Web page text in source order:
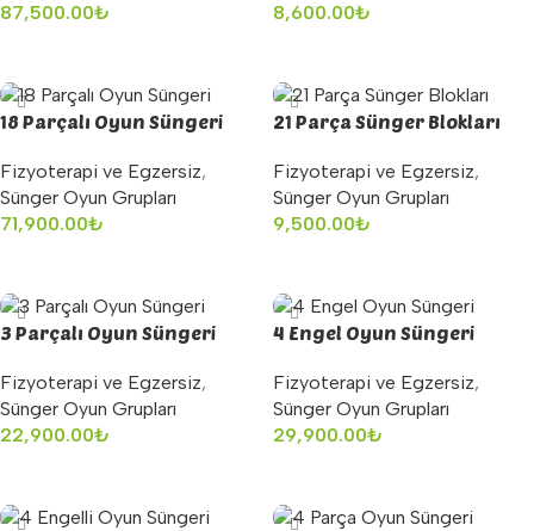
87,500.00₺
8,600.00₺
18 Parçalı Oyun Süngeri
Fizyoterapi ve Egzersiz,
Sünger Oyun Grupları
71,900.00₺
21 Parça Sünger Blokları
Fizyoterapi ve Egzersiz,
Sünger Oyun Grupları
9,500.00₺
3 Parçalı Oyun Süngeri
Fizyoterapi ve Egzersiz,
Sünger Oyun Grupları
22,900.00₺
4 Engel Oyun Süngeri
Fizyoterapi ve Egzersiz,
Sünger Oyun Grupları
29,900.00₺